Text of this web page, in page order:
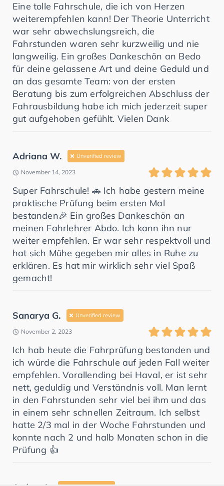
Eine tolle Fahrschule, die ich von Herzen
weiterempfehlen kann! Der Theorie Unterricht
war sehr abwechslungsreich, die
Fahrstunden waren sehr kurzweilig und nie
langweilig. Ein großes Dankeschön an Bedo
für deine gelassene Art und deine Geduld und
an das gesamte Team: von der ersten
Beratung bis zum erfolgreichen Abschluss der
Fahrausbildung habe ich mich jederzeit super
gut aufgehoben gefühlt. Vielen Dank
Adriana W. Unverified review
November 14, 2023
Super Fahrschule! 🚗 Ich habe gestern meine
praktische Prüfung beim ersten Mal
bestanden🎉 Ein großes Dankeschön an
meinen Fahrlehrer Abdo. Ich kann ihn nur
weiter empfehlen. Er war sehr respektvoll und
hat sich Mühe gegeben mir alles in Ruhe zu
erklären. Es hat mir wirklich sehr viel Spaß
gemacht!
Sanarya G. Unverified review
November 2, 2023
Ich hab heute die Fahrprüfung bestanden und
ich würde die Fahrschule auf jeden Fall weiter
empfehlen. Vorallending bei Haval, er ist sehr
nett, geduldig und Verständnis voll. Man lernt
in den Fahrstunden sehr viel bei ihm und das
in einem sehr schnellen Zeitraum. Ich selbst
hatte 2/3 mal in der Woche Fahrstunden und
konnte nach 2 und halb Monaten schon in die
Prüfung 👍